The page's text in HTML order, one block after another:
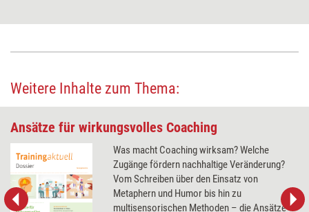
Weitere Inhalte zum Thema:
Ansätze für wirkungsvolles Coaching
Was macht Coaching wirksam? Welche
Zugänge fördern nachhaltige Veränderung?
Vom Schreiben über den Einsatz von
Metaphern und Humor bis hin zu
multisensorischen Methoden – die Ansätze